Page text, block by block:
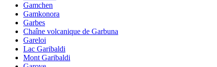
Gamchen
Gamkonora
Garbes
Chaîne volcanique de Garbuna
Gareloi
Lac Garibaldi
Mont Garibaldi